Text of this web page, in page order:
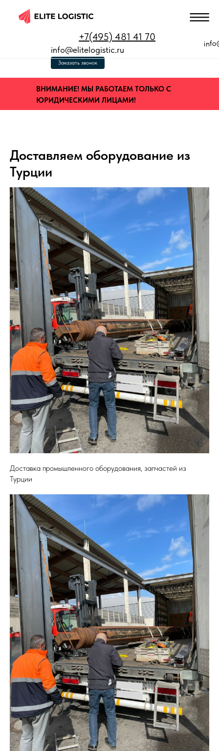
+7(495) 481 41 70
Заказать звонок
ВНИМАНИЕ! МЫ РАБОТАЕМ ТОЛЬКО С
ЮРИДИЧЕСКИМИ ЛИЦАМИ!
info@elitelogistic.ru
Доставляем оборудование из
Турции
Доставка промышленного оборудования, запчастей из
Турции